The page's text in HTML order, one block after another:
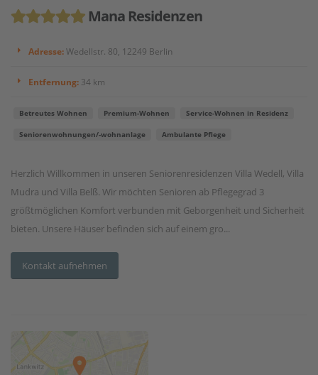
Mana Residenzen
Adresse:Wedellstr. 80, 12249 Berlin
Entfernung: 34 km
Betreutes Wohnen Premium-Wohnen Service-Wohnen in Residenz
Seniorenwohnungen/-wohnanlage Ambulante Pflege
Herzlich Willkommen in unseren Seniorenresidenzen Villa Wedell, Villa
Mudra und Villa Belß. Wir möchten Senioren ab Pflegegrad 3
größtmöglichen Komfort verbunden mit Geborgenheit und Sicherheit
bieten. Unsere Häuser befinden sich auf einem gro...
Kontakt aufnehmen